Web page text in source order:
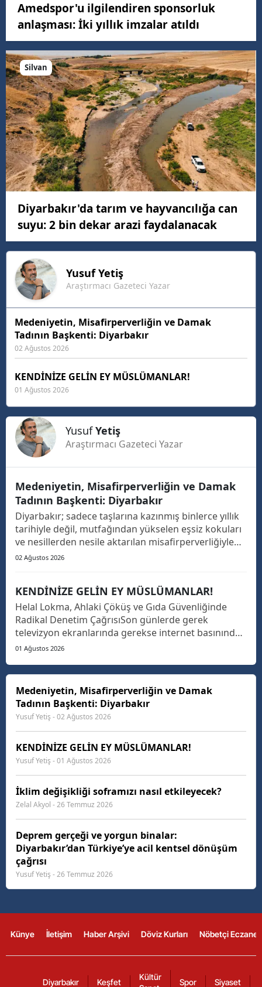
Amedspor'u ilgilendiren sponsorluk
anlaşması: İki yıllık imzalar atıldı
Silvan
Diyarbakır'da tarım ve hayvancılığa can
suyu: 2 bin dekar arazi faydalanacak
YusufYetiş
Araştırmacı Gazeteci Yazar
Medeniyetin, Misafirperverliğin ve Damak
Tadının Başkenti: Diyarbakır
02 Ağustos 2026
KENDİNİZE GELİN EY MÜSLÜMANLAR!
01 Ağustos 2026
YusufYetiş
Araştırmacı Gazeteci Yazar
Medeniyetin, Misafirperverliğin ve Damak
Tadının Başkenti: Diyarbakır
Diyarbakır; sadece taşlarına kazınmış binlerce yıllık
tarihiyle değil, mutfağından yükselen eşsiz kokuları
ve nesillerden nesile aktarılan misafirperverliğiyle
de Güneydoğu’nun ve Türkiye’nin parlayan yıldızıdır.
02 Ağustos 2026
KENDİNİZE GELİN EY MÜSLÜMANLAR!
Helal Lokma, Ahlaki Çöküş ve Gıda Güvenliğinde
Radikal Denetim Çağrısı​Son günlerde gerek
televizyon ekranlarında gerekse internet basınında
art arda yayımlanan gıda skandalları haberlerini
İnsanımızın günlük hayatında tükettiği tantuniden
köfteye,...
01 Ağustos 2026
Medeniyetin, Misafirperverliğin ve Damak
Tadının Başkenti: Diyarbakır
Yusuf Yetiş - 02 Ağustos 2026
KENDİNİZE GELİN EY MÜSLÜMANLAR!
Yusuf Yetiş - 01 Ağustos 2026
İklim değişikliği soframızı nasıl etkileyecek?
Zelal Akyol - 26 Temmuz 2026
Deprem gerçeği ve yorgun binalar:
Diyarbakır’dan Türkiye’ye acil kentsel dönüşüm
çağrısı
Yusuf Yetiş - 26 Temmuz 2026
Künye İletişim Haber Arşivi Döviz Kurları Nöbetçi
Diyarbakır Keşfet
Kültür
Spor Siyaset